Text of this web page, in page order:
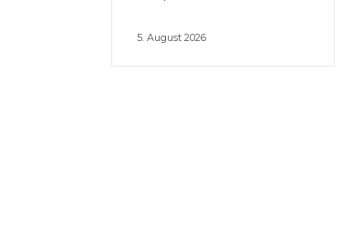
5. August 2026